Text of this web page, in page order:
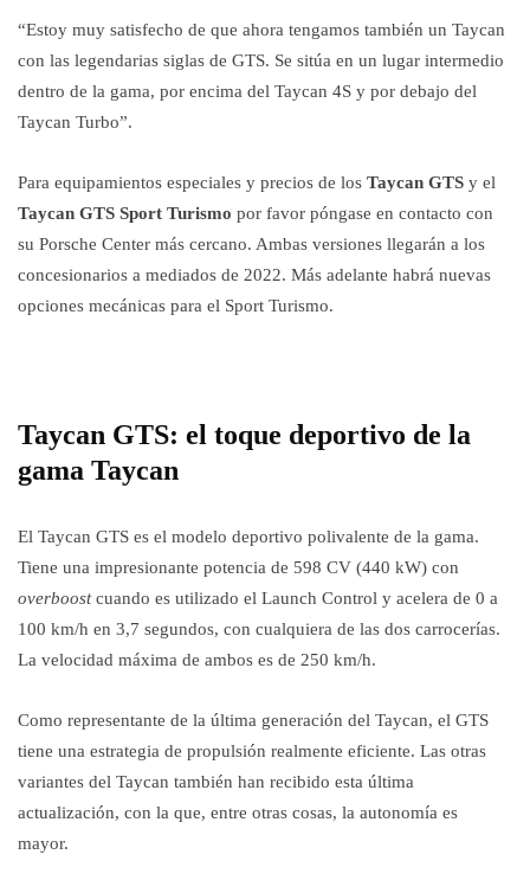
“Estoy muy satisfecho de que ahora tengamos también un Taycan
con las legendarias siglas de GTS. Se sitúa en un lugar intermedio
dentro de la gama, por encima del Taycan 4S y por debajo del
Taycan Turbo”.
Para equipamientos especiales y precios de los Taycan GTS y el
Taycan GTS Sport Turismo por favor póngase en contacto con
su Porsche Center más cercano. Ambas versiones llegarán a los
concesionarios a mediados de 2022. Más adelante habrá nuevas
opciones mecánicas para el Sport Turismo.
Taycan GTS: el toque deportivo de la
gama Taycan
El Taycan GTS es el modelo deportivo polivalente de la gama.
Tiene una impresionante potencia de 598 CV (440 kW) con
overboostcuando es utilizado el Launch Control y acelera de 0 a
100 km/h en 3,7 segundos, con cualquiera de las dos carrocerías.
La velocidad máxima de ambos es de 250 km/h.
Como representante de la última generación del Taycan, el GTS
tiene una estrategia de propulsión realmente eficiente. Las otras
variantes del Taycan también han recibido esta última
actualización, con la que, entre otras cosas, la autonomía es
mayor.